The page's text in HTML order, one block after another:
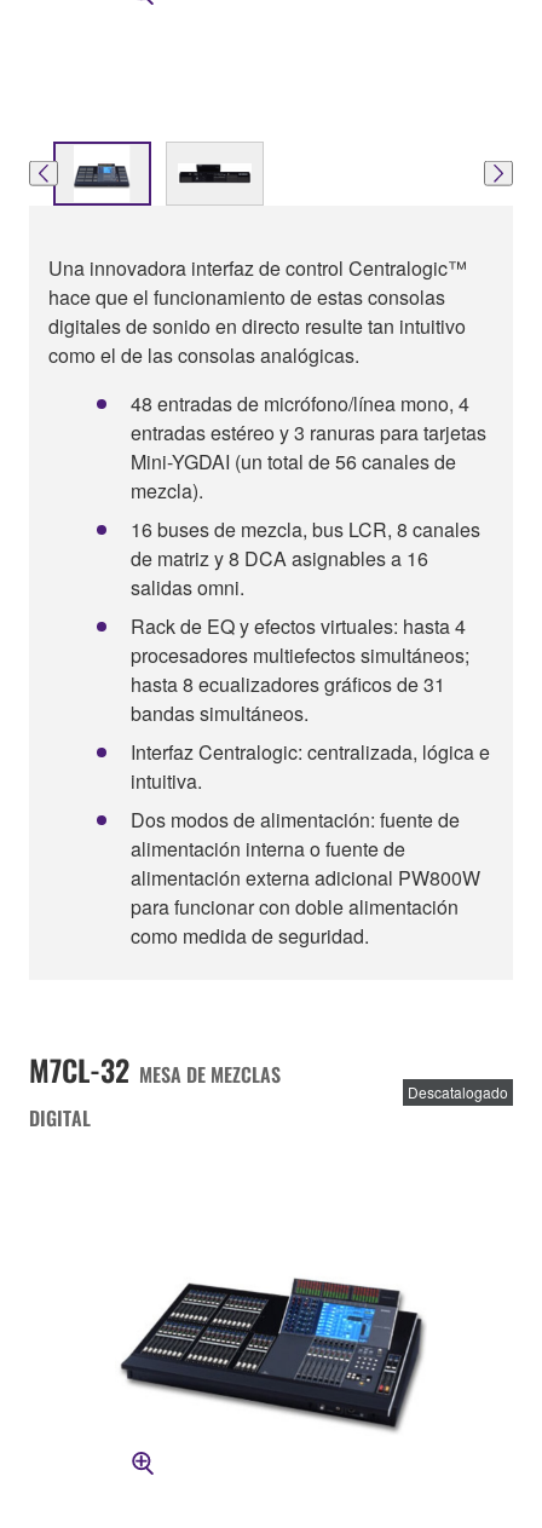
Una innovadora interfaz de control Centralogic™
hace que el funcionamiento de estas consolas
digitales de sonido en directo resulte tan intuitivo
como el de las consolas analógicas.
48 entradas de micrófono/línea mono, 4
entradas estéreo y 3 ranuras para tarjetas
Mini-YGDAI (un total de 56 canales de
mezcla).
16 buses de mezcla, bus LCR, 8 canales
de matriz y 8 DCA asignables a 16
salidas omni.
Rack de EQ y efectos virtuales: hasta 4
procesadores multiefectos simultáneos;
hasta 8 ecualizadores gráficos de 31
bandas simultáneos.
Interfaz Centralogic: centralizada, lógica e
intuitiva.
Dos modos de alimentación: fuente de
alimentación interna o fuente de
alimentación externa adicional PW800W
para funcionar con doble alimentación
como medida de seguridad.
M7CL-32 MESA DE MEZCLAS
DIGITAL
Descatalogado